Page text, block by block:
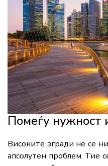
Помеѓу нужност
Високите згради не се
апсолутен проблем. Тие